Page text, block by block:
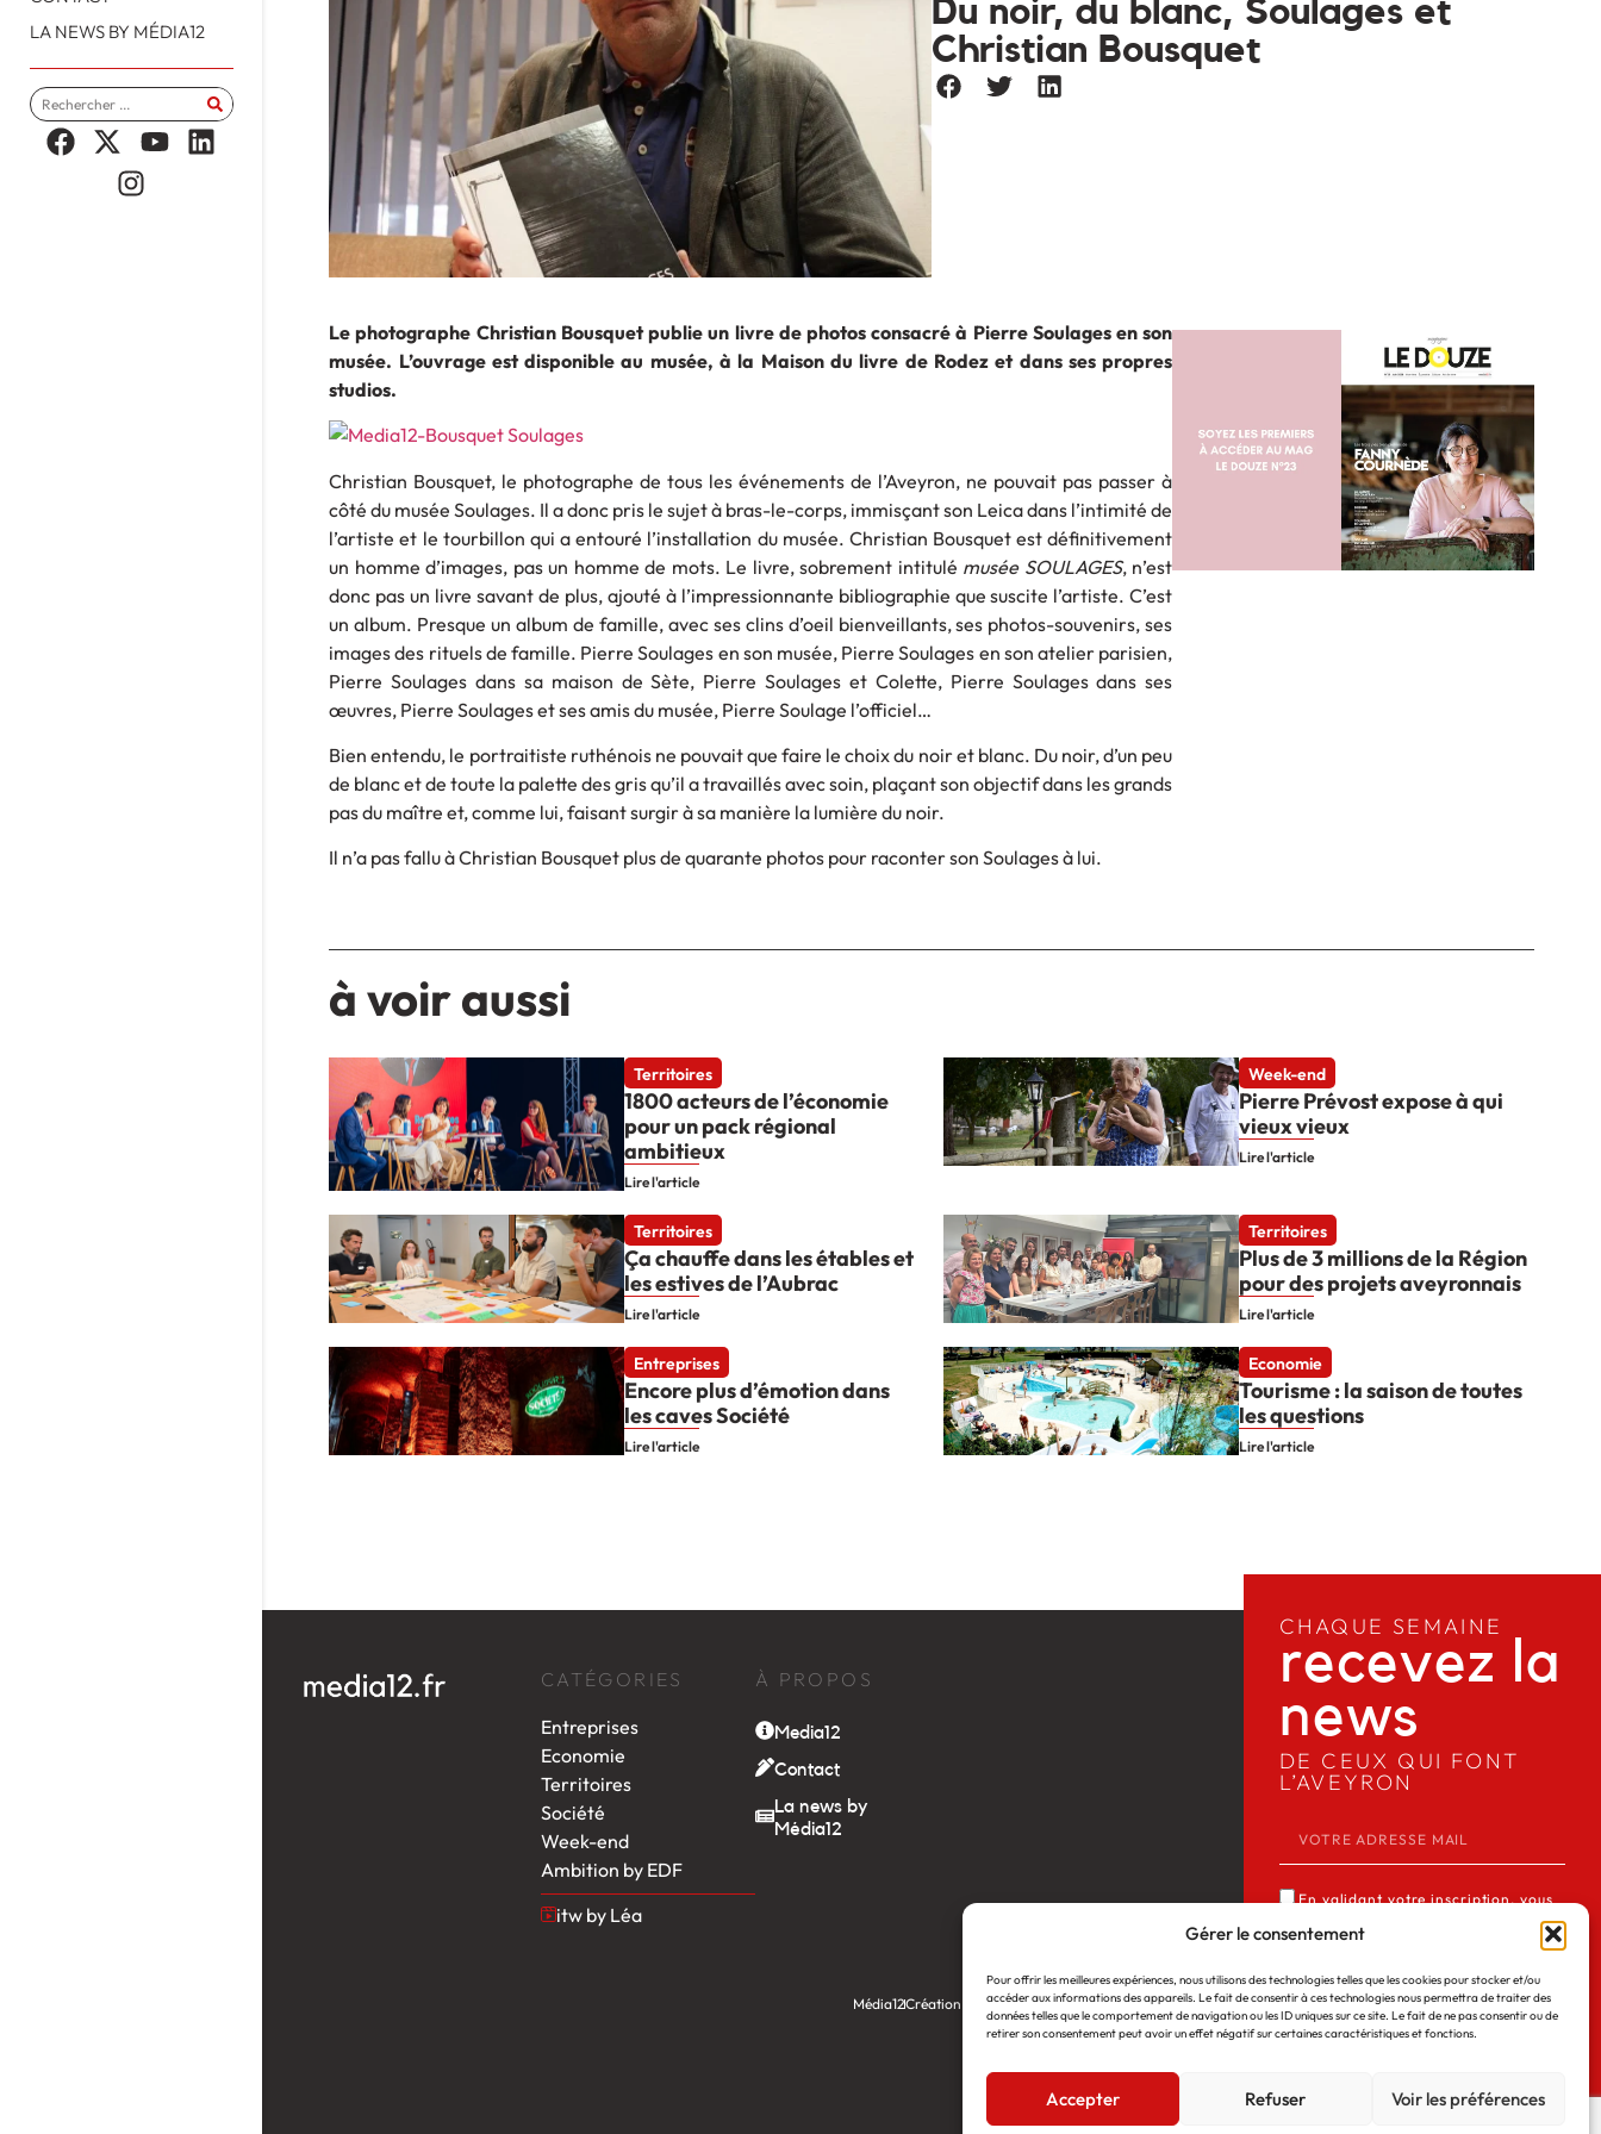
Gérer le consentement
Pour offrir les meilleures expériences, nous utilisons des technologies telles que les cookies pour stocker et/ou
accéder aux informations des appareils. Le fait de consentir à ces technologies nous permettra de traiter des
données telles que le comportement de navigation ou les ID uniques sur ce site. Le fait de ne pas consentir ou de
retirer son consentement peut avoir un effet négatif sur certaines caractéristiques et fonctions.
Accepter Refuser Voir les préférences
LA NEWS BY MÉDIA12
Du noir, du blanc, Soulages et
Christian Bousquet
Le photographe Christian Bousquet publie un livre de photos consacré à Pierre Soulages en son
musée. L’ouvrage est disponible au musée, à la Maison du livre de Rodez et dans ses propres
studios.
Christian Bousquet, le photographe de tous les événements de l’Aveyron, ne pouvait pas passer à
côté du musée Soulages. Il a donc pris le sujet à bras-le-corps, immisçant son Leica dans l’intimité de
l’artiste et le tourbillon qui a entouré l’installation du musée. Christian Bousquet est définitivement
un homme d’images, pas un homme de mots. Le livre, sobrement intitulé musée SOULAGES, n’est
donc pas un livre savant de plus, ajouté à l’impressionnante bibliographie que suscite l’artiste. C’est
un album. Presque un album de famille, avec ses clins d’oeil bienveillants, ses photos-souvenirs, ses
images des rituels de famille. Pierre Soulages en son musée, Pierre Soulages en son atelier parisien,
Pierre Soulages dans sa maison de Sète, Pierre Soulages et Colette, Pierre Soulages dans ses
œuvres, Pierre Soulages et ses amis du musée, Pierre Soulage l’officiel…
Bien entendu, le portraitiste ruthénois ne pouvait que faire le choix du noir et blanc. Du noir, d’un peu
de blanc et de toute la palette des gris qu’il a travaillés avec soin, plaçant son objectif dans les grands
pas du maître et, comme lui, faisant surgir à sa manière la lumière du noir.
Il n’a pas fallu à Christian Bousquet plus de quarante photos pour raconter son Soulages à lui.
à voir aussi
Territoires
1800 acteurs de l’économie
pour un pack régional
ambitieux
Lire l'article
Week-end
Pierre Prévost expose à qui
vieux vieux
Lire l'article
Territoires
Ça chauffe dans les étables et
les estives de l’Aubrac
Lire l'article
Territoires
Plus de 3 millions de la Région
pour des projets aveyronnais
Lire l'article
Entreprises
Encore plus d’émotion dans
les caves Société
Lire l'article
Economie
Tourisme : la saison de toutes
les questions
Lire l'article
CATÉGORIES
Entreprises
Economie
Territoires
Société
Week-end
Ambition by EDF
itw by Léa
À PROPOS
Media12
Contact
La news by
Média12
Média12Création : Linov Agence Web©2026Mentions légales
CHAQUE SEMAINE
recevez la
news​
DE CEUX QUI FONT
L’AVEYRON
En validant votre inscription, vous
acceptez que Media12 mémorise et
utilise votre adresse email dans le but
de vous envoyer notre lettre
d’informations. Consulter notre
politique de confidentialité des